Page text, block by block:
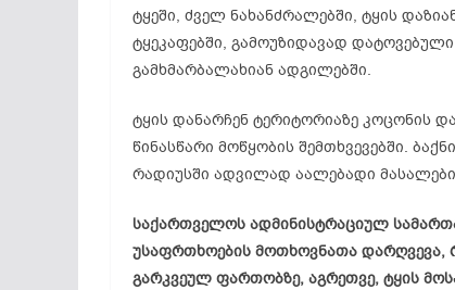
ტყეში, ძველ ნახანძრალებში, ტყის
ტყეკაფებში, გამოუზიდავად
გამხმარბალახიან ადგილებში.
ტყის დანარჩენ ტერიტორიაზე კოცონის
წინასწარი მოწყობის შემთხვევებში.
რადიუსში ადვილად აალებადი
საქართველოს ადმინისტრაციულ
უსაფრთხოების მოთხოვნათა დარღვევა,
გარკვეულ ფართობზე, აგრეთვე, ტყის